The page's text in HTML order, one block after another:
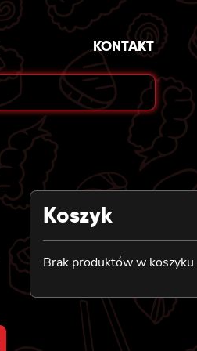
KONTAKT
Koszyk
Brak produktów w koszyku.